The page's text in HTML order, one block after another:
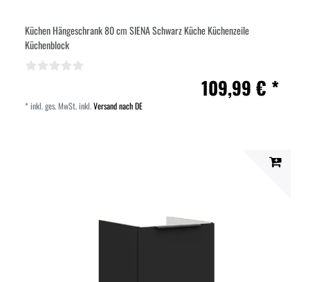
Küchen Hängeschrank 80 cm SIENA Schwarz Küche Küchenzeile
Küchenblock
109,99 € *
*inkl. ges. MwSt.inkl.Versand nach DE